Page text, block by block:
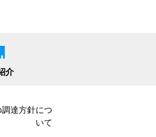
介
達方針につ
いて